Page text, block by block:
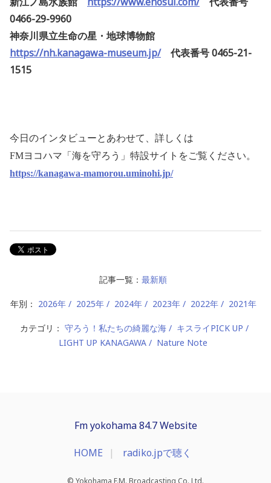
0466-29-9960
神奈川県立生命の星・地球博物館
https://nh.kanagawa-museum.jp/代表番号 0465-21-
1515
今日のインタビューとあわせて、詳しくは
FMヨコハマ「海を守ろう」特設サイトをご覧ください。
https://kanagawa-mamorou.uminohi.jp/
記事一覧： 最新順
年別： 2026年 2025年 2024年 2023年 2022年 2021年
カテゴリ： 守ろう！私たちの綺麗な海
キスライPICK UP
LIGHT UP KANAGAWA
Nature Note
Fm yokohama 84.7 Website
HOME radiko.jpで聴く